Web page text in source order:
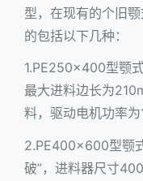
型，在现有的个旧
的包括以下几种：
1.PE250×400型颚
最大进料边长为
料，驱动电机功率为
2.PE400×600型颚
破”，进料器尺寸